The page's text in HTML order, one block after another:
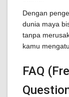
Dengan
dunia maya
tanpa
kamu
FAQ